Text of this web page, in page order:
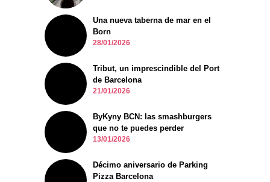
Una nueva taberna de mar en el
Born
28/01/2026
Tribut, un imprescindible del Port
de Barcelona
21/01/2026
ByKyny BCN: las smashburgers
que no te puedes perder
13/01/2026
Décimo aniversario de Parking
Pizza Barcelona